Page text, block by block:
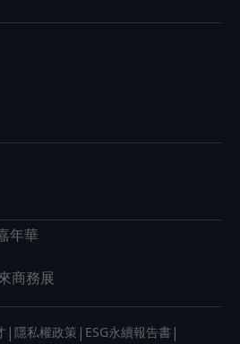
年華
商務展
| 隱私權政策 | ESG永續報告書 |